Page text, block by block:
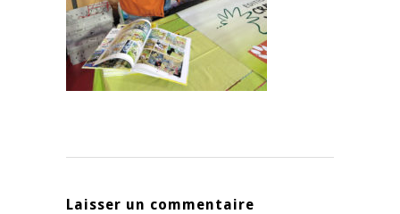
Laisser un commentaire